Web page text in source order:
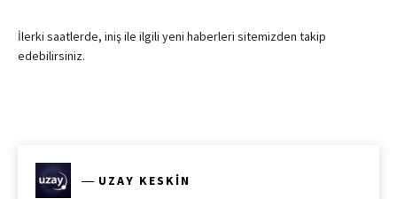
İlerki saatlerde, iniş ile ilgili yeni haberleri sitemizden takip
edebilirsiniz.
― UZAY KESKIN